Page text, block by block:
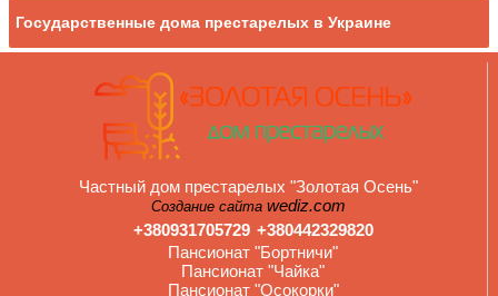
Государственные дома престарелых в Украине
Частный дом престарелых "Золотая Осень"
Создание сайта wediz.com
+380931705729 +380442329820
Пансионат "Бортничи"
Пансионат "Чайка"
Пансионат "Осокорки"